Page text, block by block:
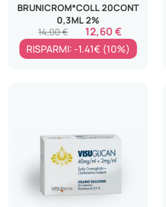
BRUNICROM*COLL 20CONT
0,3ML 2%
12,60 €
14,00 €
RISPARMI: -1.41€ (10%)